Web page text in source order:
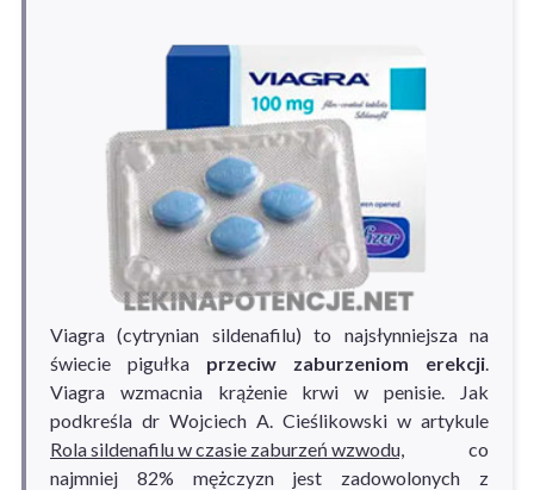
Viagra (cytrynian sildenafilu) to najsłynniejsza na
świecie pigułka przeciw zaburzeniom erekcji
Viagra wzmacnia krążenie krwi w penisie. Jak
podkreśla dr Wojciech A. Cieślikowski w artykule
Rola sildenafilu w czasie zaburzeń wzwodu,
co
najmniej 82% mężczyzn jest zadowolonych z